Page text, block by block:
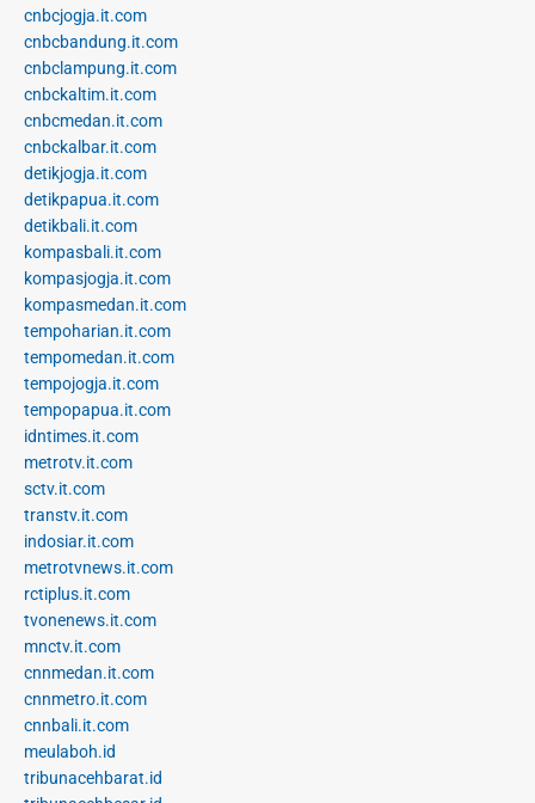
cnbcjogja.it.com
cnbcbandung.it.com
cnbclampung.it.com
cnbckaltim.it.com
cnbcmedan.it.com
cnbckalbar.it.com
detikjogja.it.com
detikpapua.it.com
detikbali.it.com
kompasbali.it.com
kompasjogja.it.com
kompasmedan.it.com
tempoharian.it.com
tempomedan.it.com
tempojogja.it.com
tempopapua.it.com
idntimes.it.com
metrotv.it.com
sctv.it.com
transtv.it.com
indosiar.it.com
metrotvnews.it.com
rctiplus.it.com
tvonenews.it.com
mnctv.it.com
cnnmedan.it.com
cnnmetro.it.com
cnnbali.it.com
meulaboh.id
tribunacehbarat.id